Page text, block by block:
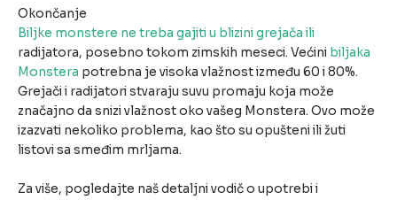
Okončanje
Biljke monstere ne treba gajiti u blizini grejača ili
radijatora, posebno tokom zimskih meseci. Većini biljaka
Monstera potrebna je visoka vlažnost između 60 i 80%.
Grejači i radijatori stvaraju suvu promaju koja može
značajno da snizi vlažnost oko vašeg Monstera. Ovo može
izazvati nekoliko problema, kao što su opušteni ili žuti
listovi sa smeđim mrljama.
Za više, pogledajte naš detaljni vodič o upotrebi i